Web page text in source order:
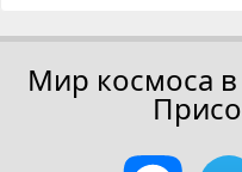
Мир космоса в